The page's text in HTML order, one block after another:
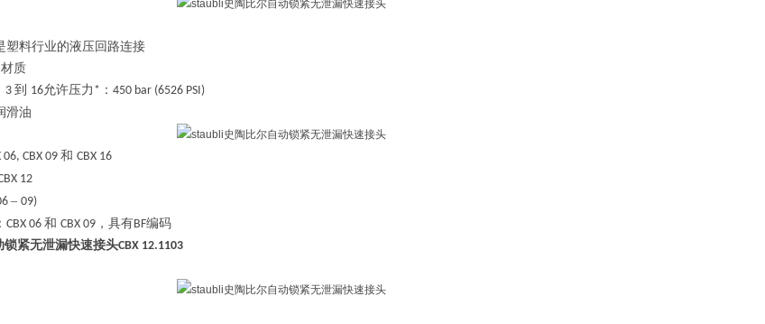
塑料行业的液压回路连接
材质
3 到 16允许压力 * ： 450 bar (6526 PSI)
滑油
06, CBX 09和 CBX 16
12
– 09)
CBX 06 和 CBX 09 ，具有BF编码
锁紧无泄漏快速接头CBX 12.1103